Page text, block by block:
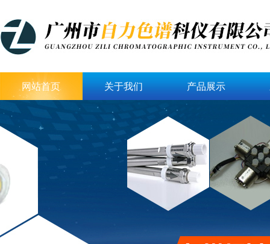
网站首页 关于我们 产品展示